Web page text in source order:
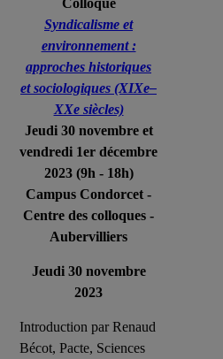
Colloque
Syndicalisme et
environnement :
approches historiques
et sociologiques (XIXe–
XXe siècles)
Jeudi 30 novembre et
vendredi 1er décembre
2023 (9h - 18h)
Campus Condorcet -
Centre des colloques -
Aubervilliers
Jeudi 30 novembre
2023
Introduction par Renaud
Bécot, Pacte, Sciences